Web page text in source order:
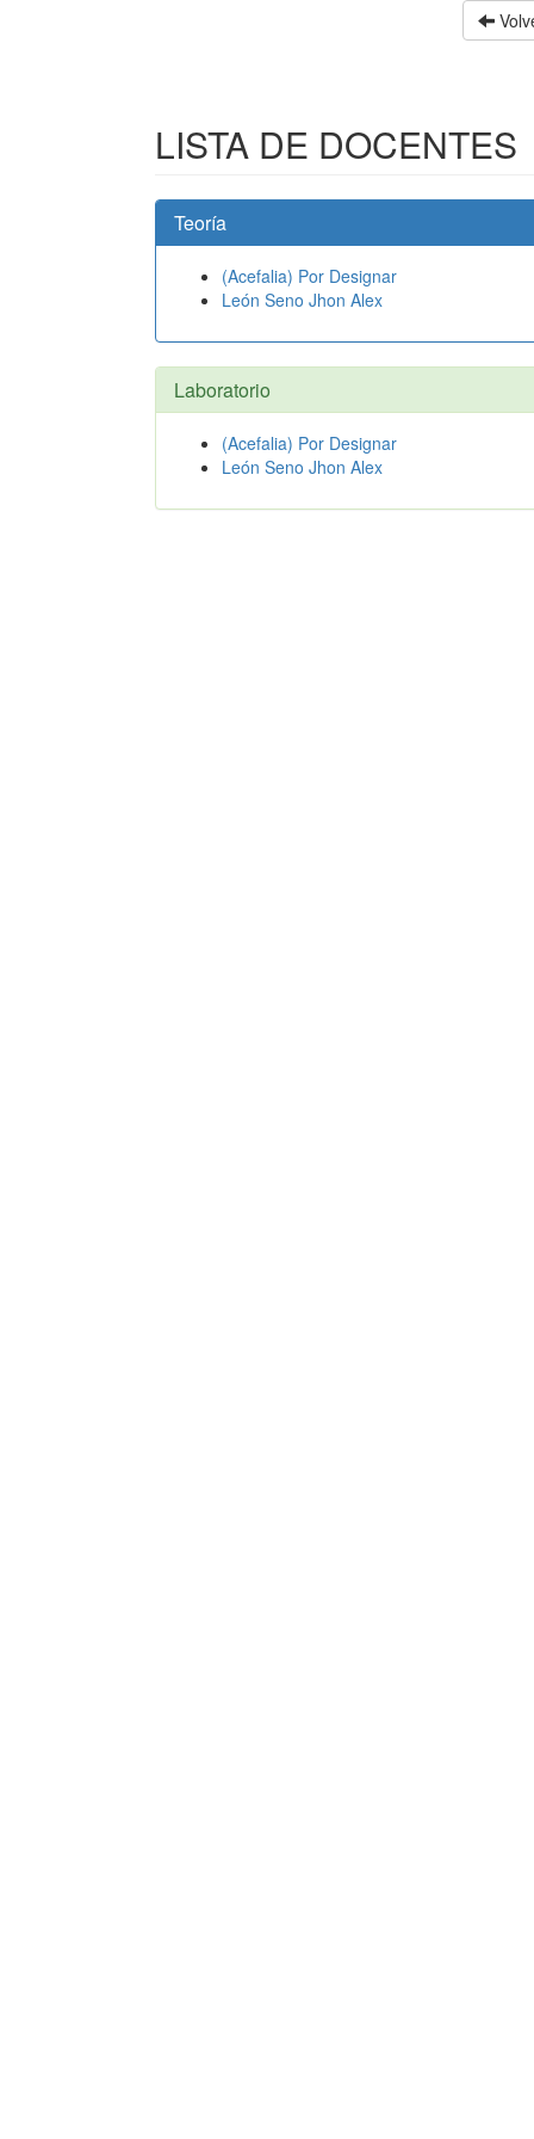
LISTA DE DOCENTES
Teoría
(Acefalia) Por Designar
León Seno Jhon Alex
Laboratorio
(Acefalia) Por Designar
León Seno Jhon Alex